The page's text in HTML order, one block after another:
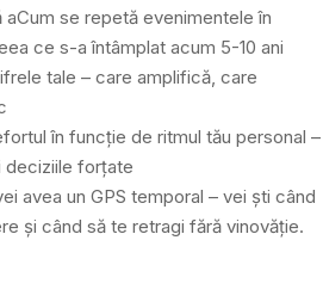
se repetă evenimentele în
ce s-a întâmplat acum 5-10 ani
tale – care amplifică, care
în funcție de ritmul tău personal –
deciziile forțate
avea un GPS temporal – vei ști când
și când să te retragi fără vinovăție.